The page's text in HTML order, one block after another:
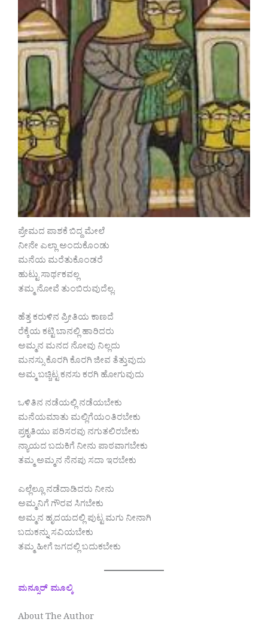
ಪ್ರೇಮದ ಪಾಶಕೆ ಬಿದ್ದ ಮೇಲೆ
ನೀನೇ ಎಲ್ಲಾ ಅಂದುಕೊಂಡು
ಮನೆಯ ಮರೆತುಕೊಂಡರೆ
ಹುಟ್ಟು ಸಾರ್ಥಕವಲ್ಲ
ತಮ್ಮ ನೋವೆ ತುಂಬಿರುವುದೆಲ್ಲ.
ಹೆತ್ತ ಕರುಳಿನ ಪ್ರೀತಿಯ ಕಾಣದೆ
ರೆಕ್ಕೆಯ ಕಟ್ಟಿ ಬಾನಲ್ಲಿ ಹಾರಿದರು
ಅಮ್ಮನ ಮನದ ನೋವು ನಿಲ್ಲದು
ಮನಸ್ಸು ಕೊರಗಿ ಕೊರಗಿ ಜೀವ ತೆತ್ತುವುದು
ಅಮ್ಮ ಬಚ್ಚಿಟ್ಟ ಕನಸು ಕರಗಿ ಹೋಗುವುದು
ಒಳಿತಿನ ನಡೆಯಲ್ಲಿ ನಡೆಯಬೇಕು
ಮನೆಯಮಾತು ಮಲ್ಲಿಗೆಯಂತಿರಬೇಕು
ಪ್ರಕೃತಿಯು ಪರಿಸರವು ನಗುತಲಿರಬೇಕು
ನ್ಯಾಯದ ಬದುಕಿಗೆ ನೀನು ಪಾಠವಾಗಬೇಕು
ತಮ್ಮ ಅಮ್ಮನ ನೆನಪು ಸದಾ ಇರಬೇಕು
ಎಲ್ಲೆಲ್ಲೂ ನಡೆದಾಡಿದರು ನೀನು
ಅಮ್ಮನಿಗೆ ಗೌರವ ಸಿಗಬೇಕು
ಅಮ್ಮನ ಹೃದಯದಲ್ಲಿ ಪುಟ್ಟ ಮಗು ನೀನಾಗಿ
ಬದುಕನ್ನು ಸವಿಯಬೇಕು
ತಮ್ಮ ಹೀಗೆ ಜಗದಲ್ಲಿ ಬದುಕಬೇಕು
ಮನ್ಸೂರ್ ಮೂಲ್ಕಿ
About The Author